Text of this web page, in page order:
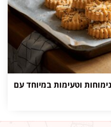
וטעימות במיוחד עם